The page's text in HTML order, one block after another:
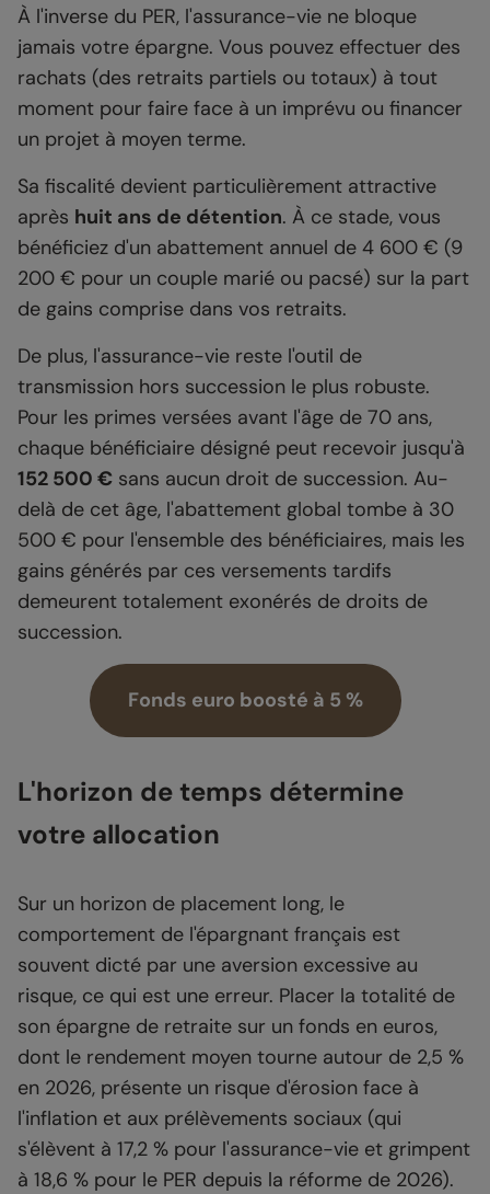
À l'inverse du PER, l'assurance-vie ne bloque
jamais votre épargne. Vous pouvez effectuer des
rachats (des retraits partiels ou totaux) à tout
moment pour faire face à un imprévu ou financer
un projet à moyen terme.
Sa fiscalité devient particulièrement attractive
après huit ans de détention. À ce stade, vous
bénéficiez d'un abattement annuel de 4 600 € (9
200 € pour un couple marié ou pacsé) sur la part
de gains comprise dans vos retraits.
De plus, l'assurance-vie reste l'outil de
transmission hors succession le plus robuste.
Pour les primes versées avant l'âge de 70 ans,
chaque bénéficiaire désigné peut recevoir jusqu'à
152 500 € sans aucun droit de succession. Au-
delà de cet âge, l'abattement global tombe à 30
500 € pour l'ensemble des bénéficiaires, mais les
gains générés par ces versements tardifs
demeurent totalement exonérés de droits de
succession.
Fonds euro boosté à 5 %
L'horizon de temps détermine
votre allocation
Sur un horizon de placement long, le
comportement de l'épargnant français est
souvent dicté par une aversion excessive au
risque, ce qui est une erreur. Placer la totalité de
son épargne de retraite sur un fonds en euros,
dont le rendement moyen tourne autour de 2,5 %
en 2026, présente un risque d'érosion face à
l'inflation et aux prélèvements sociaux (qui
s'élèvent à 17,2 % pour l'assurance-vie et grimpent
à 18,6 % pour le PER depuis la réforme de 2026).